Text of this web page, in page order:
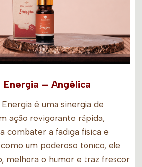
Energia – Angélica
é uma sinergia de
ação revigorante rápida,
combater a fadiga física e
um poderoso tônico, ele
melhora o humor e traz frescor